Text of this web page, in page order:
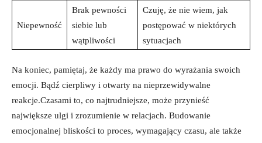
Niepewność
Brak pewności
siebie lub
wątpliwości
Czuję, że nie wiem, jak
postępować w niektórych
sytuacjach
Na koniec, pamiętaj, że każdy ma prawo do wyrażania swoich
emocji. Bądź cierpliwy i otwarty na nieprzewidywalne
reakcje.Czasami to, co najtrudniejsze, może przynieść
największe ulgi i zrozumienie w relacjach. Budowanie
emocjonalnej bliskości to proces, wymagający czasu, ale także